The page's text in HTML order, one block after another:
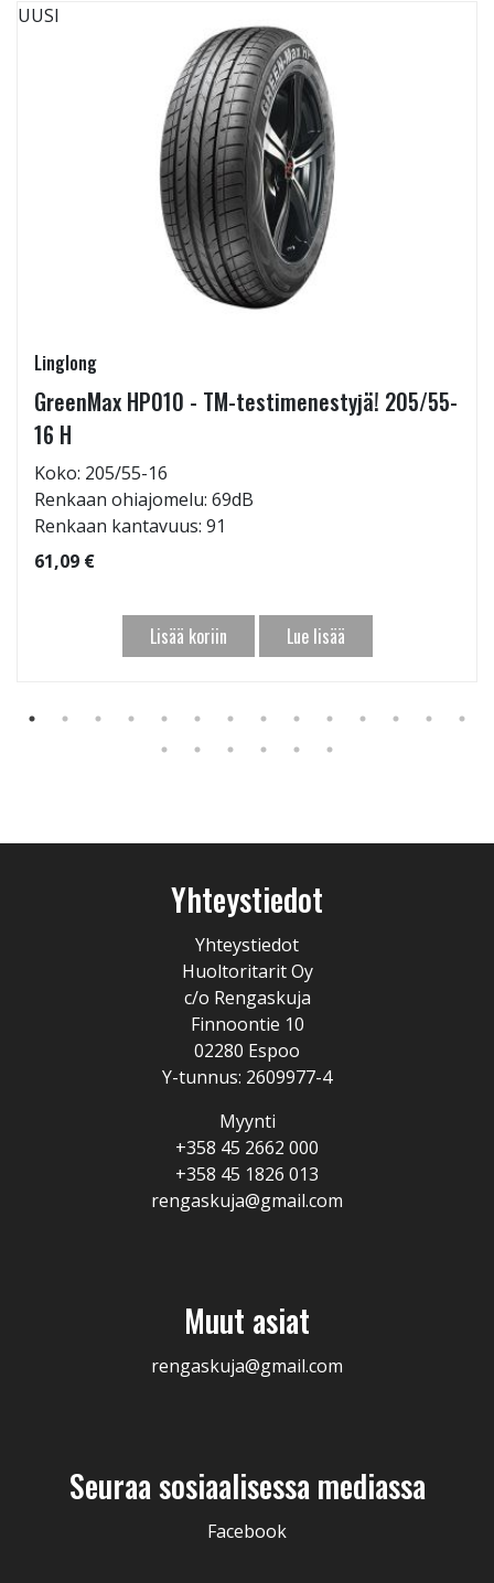
UUSI
Linglong
GreenMax HP010 - TM-testimenestyjä! 205/55-
16 H
Koko: 205/55-16
Renkaan ohiajomelu: 69dB
Renkaan kantavuus: 91
61,09 €
Lisää koriin Lue lisää
Yhteystiedot
Yhteystiedot
Huoltoritarit Oy
c/o Rengaskuja
Finnoontie 10
02280 Espoo
Y-tunnus: 2609977-4
Myynti
+358 45 2662 000
+358 45 1826 013
rengaskuja@gmail.com
Muut asiat
rengaskuja@gmail.com
Seuraa sosiaalisessa mediassa
Facebook